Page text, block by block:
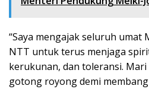
“Saya mengajak seluruh umat
NTT untuk terus menjaga
kerukunan, dan toleransi.
gotong royong demi